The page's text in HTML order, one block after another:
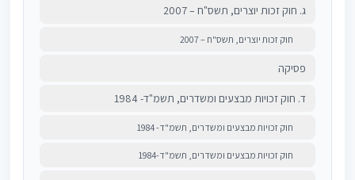
ג. חוק זכות יוצרים, תשס"ח – 2007
חוק זכות יוצרים, תשס"ח – 2007
פסיקה
ד. חוק זכויות מבצעים ומשדרים, תשמ"ד- 1984
חוק זכויות מבצעים ומשדרים, תשמ"ד- 1984
חוק זכויות מבצעים ומשדרים, תשמ"ד-1984